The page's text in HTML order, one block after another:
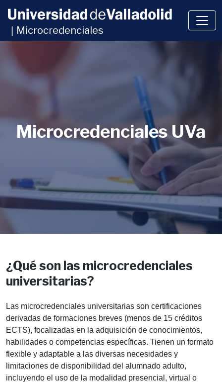
Microcredenciales
Microcredenciales UVa
¿Qué son las microcredenciales
universitarias?
Las microcredenciales universitarias son certificaciones
derivadas de formaciones breves (menos de 15 créditos
ECTS), focalizadas en la adquisición de conocimientos,
habilidades o competencias específicas. Tienen un formato
flexible y adaptable a las diversas necesidades y
limitaciones de disponibilidad del alumnado adulto,
incluyendo el uso de la modalidad presencial, virtual o